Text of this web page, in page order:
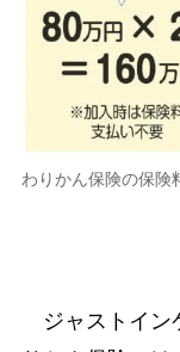
わりかん保険の保険
ジャストイン